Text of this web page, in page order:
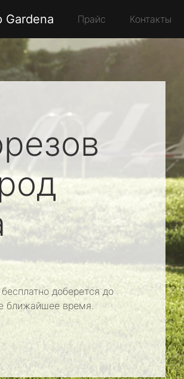
Gardena Прайс Контакты
доберется до
ближайшее время.